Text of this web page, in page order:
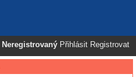
Neregistrovaný Přihlásit Registrovat